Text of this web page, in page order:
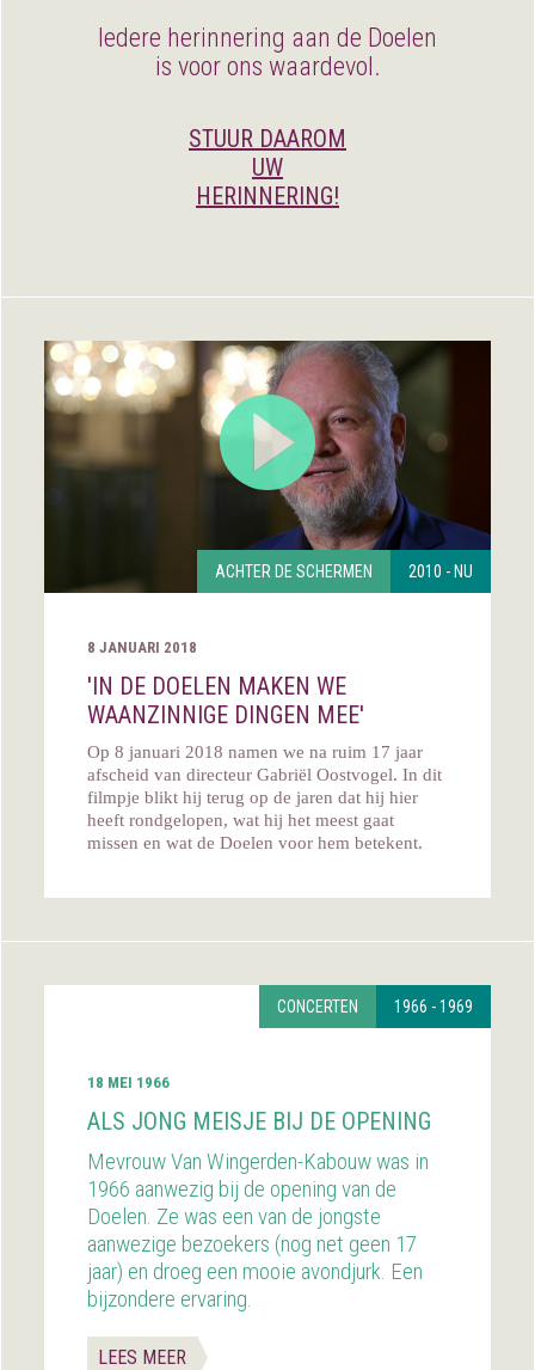
Iedere herinnering aan de Doelen
is voor ons waardevol.
STUUR DAAROM
UW
HERINNERING!
ACHTER DE SCHERMEN 2010 - NU
8 JANUARI 2018
'IN DE DOELEN MAKEN WE
WAANZINNIGE DINGEN MEE'
Op 8 januari 2018 namen we na ruim 17 jaar
afscheid van directeur Gabriël Oostvogel. In dit
filmpje blikt hij terug op de jaren dat hij hier
heeft rondgelopen, wat hij het meest gaat
missen en wat de Doelen voor hem betekent.
CONCERTEN 1966 - 1969
18 MEI 1966
ALS JONG MEISJE BIJ DE OPENING
Mevrouw Van Wingerden-Kabouw was in
1966 aanwezig bij de opening van de
Doelen. Ze was een van de jongste
aanwezige bezoekers (nog net geen 17
jaar) en droeg een mooie avondjurk. Een
bijzondere ervaring.
LEES MEER